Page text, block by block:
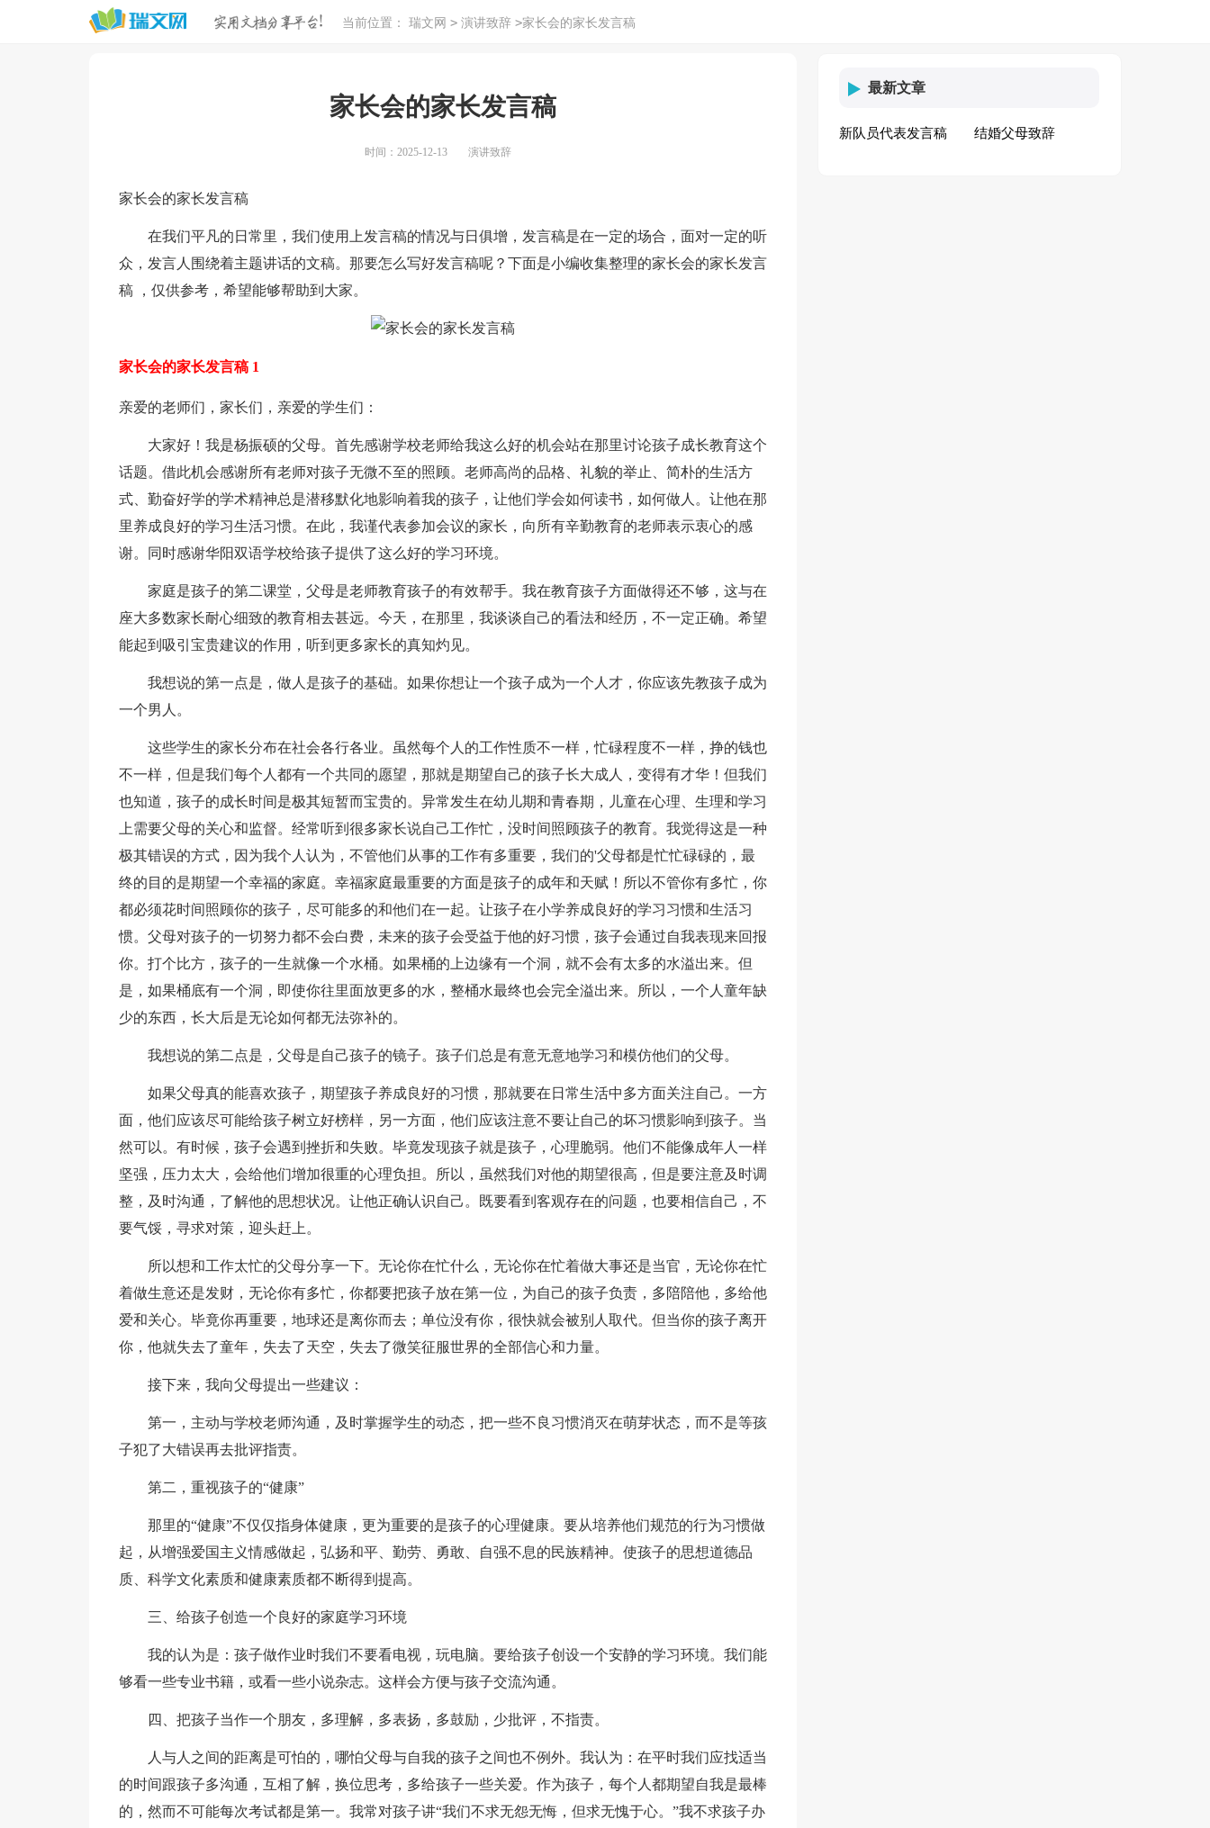
当前位置： 瑞文网 > 演讲致辞 >家长会的家长发言稿
家长会的家长发言稿
时间：2025-12-13 演讲致辞
家长会的家长发言稿
在我们平凡的日常里，我们使用上发言稿的情况与日俱增，发言稿是在一定的场合，面对一定的听
众，发言人围绕着主题讲话的文稿。那要怎么写好发言稿呢？下面是小编收集整理的家长会的家长发言
稿 ，仅供参考，希望能够帮助到大家。
家长会的家长发言稿 1
亲爱的老师们，家长们，亲爱的学生们：
大家好！我是杨振硕的父母。首先感谢学校老师给我这么好的机会站在那里讨论孩子成长教育这个
话题。借此机会感谢所有老师对孩子无微不至的照顾。老师高尚的品格、礼貌的举止、简朴的生活方
式、勤奋好学的学术精神总是潜移默化地影响着我的孩子，让他们学会如何读书，如何做人。让他在那
里养成良好的学习生活习惯。在此，我谨代表参加会议的家长，向所有辛勤教育的老师表示衷心的感
谢。同时感谢华阳双语学校给孩子提供了这么好的学习环境。
家庭是孩子的第二课堂，父母是老师教育孩子的有效帮手。我在教育孩子方面做得还不够，这与在
座大多数家长耐心细致的教育相去甚远。今天，在那里，我谈谈自己的看法和经历，不一定正确。希望
能起到吸引宝贵建议的作用，听到更多家长的真知灼见。
我想说的第一点是，做人是孩子的基础。如果你想让一个孩子成为一个人才，你应该先教孩子成为
一个男人。
这些学生的家长分布在社会各行各业。虽然每个人的工作性质不一样，忙碌程度不一样，挣的钱也
不一样，但是我们每个人都有一个共同的愿望，那就是期望自己的孩子长大成人，变得有才华！但我们
也知道，孩子的成长时间是极其短暂而宝贵的。异常发生在幼儿期和青春期，儿童在心理、生理和学习
上需要父母的关心和监督。经常听到很多家长说自己工作忙，没时间照顾孩子的教育。我觉得这是一种
极其错误的方式，因为我个人认为，不管他们从事的工作有多重要，我们的'父母都是忙忙碌碌的，最
终的目的是期望一个幸福的家庭。幸福家庭最重要的方面是孩子的成年和天赋！所以不管你有多忙，你
都必须花时间照顾你的孩子，尽可能多的和他们在一起。让孩子在小学养成良好的学习习惯和生活习
惯。父母对孩子的一切努力都不会白费，未来的孩子会受益于他的好习惯，孩子会通过自我表现来回报
你。打个比方，孩子的一生就像一个水桶。如果桶的上边缘有一个洞，就不会有太多的水溢出来。但
是，如果桶底有一个洞，即使你往里面放更多的水，整桶水最终也会完全溢出来。所以，一个人童年缺
少的东西，长大后是无论如何都无法弥补的。
我想说的第二点是，父母是自己孩子的镜子。孩子们总是有意无意地学习和模仿他们的父母。
如果父母真的能喜欢孩子，期望孩子养成良好的习惯，那就要在日常生活中多方面关注自己。一方
面，他们应该尽可能给孩子树立好榜样，另一方面，他们应该注意不要让自己的坏习惯影响到孩子。当
然可以。有时候，孩子会遇到挫折和失败。毕竟发现孩子就是孩子，心理脆弱。他们不能像成年人一样
坚强，压力太大，会给他们增加很重的心理负担。所以，虽然我们对他的期望很高，但是要注意及时调
整，及时沟通，了解他的思想状况。让他正确认识自己。既要看到客观存在的问题，也要相信自己，不
要气馁，寻求对策，迎头赶上。
所以想和工作太忙的父母分享一下。无论你在忙什么，无论你在忙着做大事还是当官，无论你在忙
着做生意还是发财，无论你有多忙，你都要把孩子放在第一位，为自己的孩子负责，多陪陪他，多给他
爱和关心。毕竟你再重要，地球还是离你而去；单位没有你，很快就会被别人取代。但当你的孩子离开
你，他就失去了童年，失去了天空，失去了微笑征服世界的全部信心和力量。
接下来，我向父母提出一些建议：
第一，主动与学校老师沟通，及时掌握学生的动态，把一些不良习惯消灭在萌芽状态，而不是等孩
子犯了大错误再去批评指责。
第二，重视孩子的“健康”
那里的“健康”不仅仅指身体健康，更为重要的是孩子的心理健康。要从培养他们规范的行为习惯做
起，从增强爱国主义情感做起，弘扬和平、勤劳、勇敢、自强不息的民族精神。使孩子的思想道德品
质、科学文化素质和健康素质都不断得到提高。
三、给孩子创造一个良好的家庭学习环境
我的认为是：孩子做作业时我们不要看电视，玩电脑。要给孩子创设一个安静的学习环境。我们能
够看一些专业书籍，或看一些小说杂志。这样会方便与孩子交流沟通。
四、把孩子当作一个朋友，多理解，多表扬，多鼓励，少批评，不指责。
人与人之间的距离是可怕的，哪怕父母与自我的孩子之间也不例外。我认为：在平时我们应找适当
的时间跟孩子多沟通，互相了解，换位思考，多给孩子一些关爱。作为孩子，每个人都期望自我是最棒
的，然而不可能每次考试都是第一。我常对孩子讲“我们不求无怨无悔，但求无愧于心。”我不求孩子办
最新文章
新队员代表发言稿 结婚父母致辞